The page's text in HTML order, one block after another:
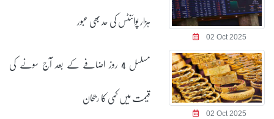
02 Oct 2025
ہزار پوائنٹس کی حد بھی عبور
02 Oct 2025
مسلسل 4 روز اضافے کے بعد آج سونے کی
قیمت میں کمی کا رجحان